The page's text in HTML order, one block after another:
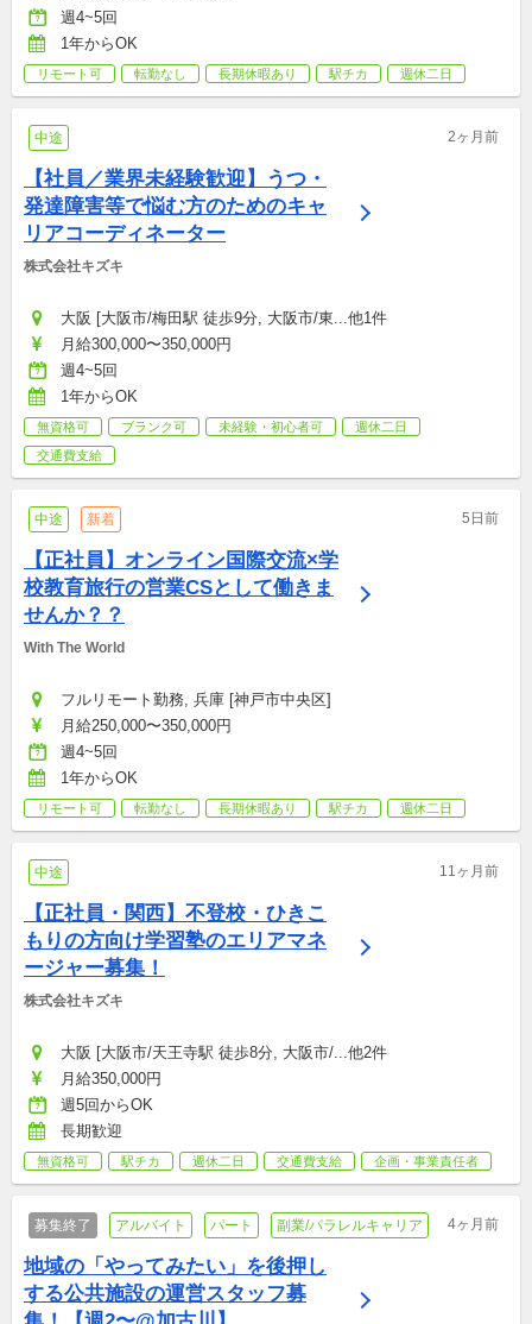
週4~5回
1年からOK
リモート可 転勤なし 長期休暇あり 駅チカ 週休二日
中途 2ヶ月前
【社員／業界未経験歓迎】うつ・
発達障害等で悩む方のためのキャ
リアコーディネーター
株式会社キズキ
大阪 [大阪市/梅田駅 徒歩9分, 大阪市/東...他1件
月給300,000〜350,000円
週4~5回
1年からOK
無資格可 ブランク可 未経験・初心者可
週休二日
交通費支給
中途 新着 5日前
【正社員】オンライン国際交流×学
校教育旅行の営業CSとして働きま
せんか？？
With The World
フルリモート勤務, 兵庫 [神戸市中央区]
月給250,000〜350,000円
週4~5回
1年からOK
リモート可 転勤なし 長期休暇あり 駅チカ 週休二日
中途 11ヶ月前
【正社員・関西】不登校・ひきこ
もりの方向け学習塾のエリアマネ
ージャー募集！
株式会社キズキ
大阪 [大阪市/天王寺駅 徒歩8分, 大阪市/...他2件
月給350,000円
週5回からOK
長期歓迎
無資格可 駅チカ 週休二日 交通費支給 企画・事業責任者
募集終了 アルバイト パート 副業/パラレルキャリア 4ヶ月前
地域の「やってみたい」を後押し
する公共施設の運営スタッフ募